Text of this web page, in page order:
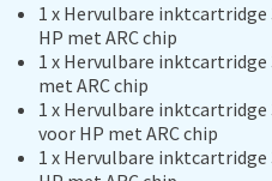
1 x Hervulbare
HP met ARC chip
1 x Hervulbare inktcartridge
met ARC chip
1 x Hervulbare inktcartridge
voor HP met ARC chip
1 x Hervulbare inktcartridge